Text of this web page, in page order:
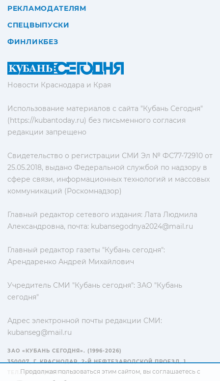
Новости Краснодара и Края
Использование материалов с сайта "Кубань Сегодня"
(https://kubantoday.ru) без письменного согласия
редакции запрещено
Свидетельство о регистрации СМИ Эл № ФС77-72910 от
25.05.2018, выдано Федеральной службой по надзору в
сфере связи, информационных технологий и массовых
коммуникаций (Роскомнадзор)
Главный редактор сетевого издания: Лата Людмила
Александровна, почта: kubansegodnya2024@mail.ru
Главный редактор газеты "Кубань сегодня":
Арендаренко Андрей Михайлович
Учредитель СМИ "Кубань сегодня": ЗАО "Кубань
сегодня"
Адрес электронной почты редакции СМИ:
kubanseg@mail.ru
РЕКЛАМОДАТЕЛЯМ
СПЕЦВЫПУСКИ
ФИНЛИКБЕЗ
ЗАО «КУБАНЬ СЕГОДНЯ». (1996-2026)
350007, Г. КРАСНОДАР, 2-Й НЕФТЕЗАВОДСКОЙ ПРОЕЗД, 1
ТЕЛ.: +7(861) 267-15-15
Продолжая пользоваться этим сайтом, вы соглашаетесь с